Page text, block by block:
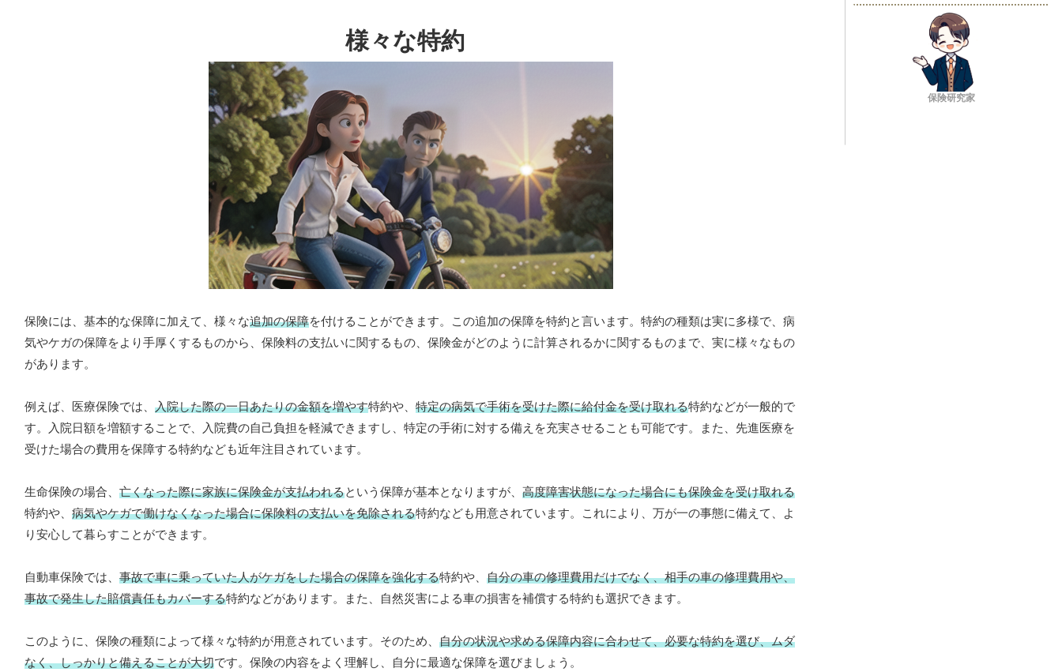
様々な特約
保険には、基本的な保障に加えて、様々な追加の保障を付けることができます。この追加の保障を特約と言います。特約の種類は実に多様で、病
気やケガの保障をより手厚くするものから、保険料の支払いに関するもの、保険金がどのように計算されるかに関するものまで、実に様々なもの
があります。
例えば、医療保険では、 入院した際の一日あたりの金額を増やす特約や、 特定の病気で手術を受けた際に給付金を受け取れる特約などが一般的で
す。入院日額を増額することで、入院費の自己負担を軽減できますし、特定の手術に対する備えを充実させることも可能です。また、先進医療を
受けた場合の費用を保障する特約なども近年注目されています。
生命保険の場合、 亡くなった際に家族に保険金が支払われるという保障が基本となりますが、 高度障害状態になった場合にも保険金を受け取れる
特約や、 病気やケガで働けなくなった場合に保険料の支払いを免除される特約なども用意されています。これにより、万が一の事態に備えて、よ
り安心して暮らすことができます。
自動車保険では、 事故で車に乗っていた人がケガをした場合の保障を強化する特約や、 自分の車の修理費用だけでなく、相手の車の修理費用や、
事故で発生した賠償責任もカバーする特約などがあります。また、自然災害による車の損害を補償する特約も選択できます。
このように、保険の種類によって様々な特約が用意されています。そのため、 自分の状況や求める保障内容に合わせて、必要な特約を選び、ムダ
なく、しっかりと備えることが大切です。保険の内容をよく理解し、自分に最適な保障を選びましょう。
保険研究家